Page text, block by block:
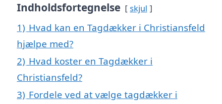
Indholdsfortegnelse skjul
1) Hvad kan en Tagdækker i Christiansfeld
hjælpe med?
2) Hvad koster en Tagdækker i
Christiansfeld?
3) Fordele ved at vælge tagdækker i